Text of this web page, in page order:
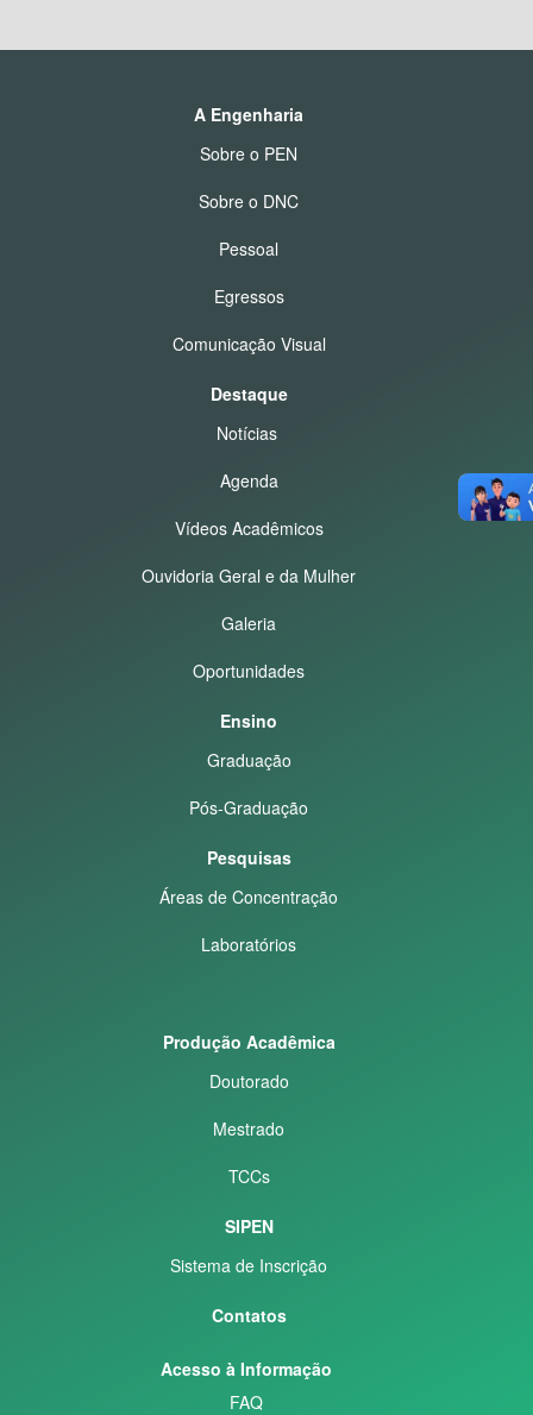
A Engenharia
Sobre o PEN
Sobre o DNC
Pessoal
Egressos
Comunicação Visual
Destaque
Notícias
Agenda
Vídeos Acadêmicos
Ouvidoria Geral e da Mulher
Galeria
Oportunidades
Ensino
Graduação
Pós-Graduação
Pesquisas
Áreas de Concentração
Laboratórios
Produção Acadêmica
Doutorado
Mestrado
TCCs
SIPEN
Sistema de Inscrição
Contatos
Acesso à Informação
FAQ